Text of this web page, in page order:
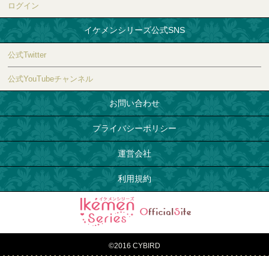
ログイン
イケメンシリーズ公式SNS
公式Twitter
公式YouTubeチャンネル
お問い合わせ
プライバシーポリシー
運営会社
利用規約
©2016 CYBIRD